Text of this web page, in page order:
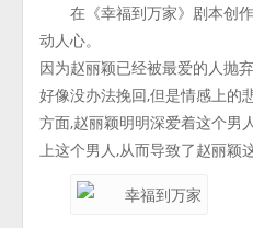
在《幸福到万家》剧本创
动人心。
因为赵丽颖已经被最爱的人抛
好像没办法挽回,但是情感上的
方面,赵丽颖明明深爱着这个男
上这个男人,从而导致了赵丽颖